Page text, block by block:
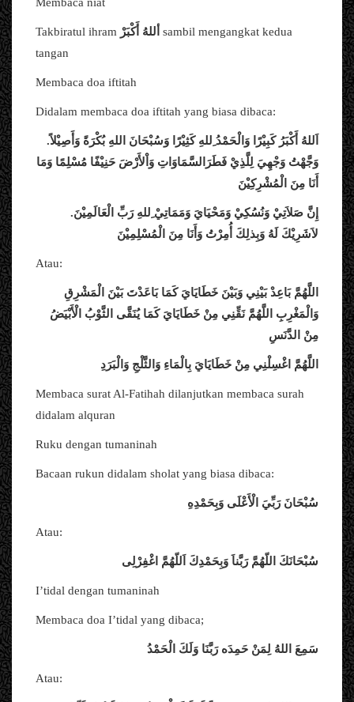
Membaca niat
Takbiratul ihram
sambil mengangkat kedua
tangan
Membaca doa iftitah
Didalam membaca doa iftitah yang biasa dibaca:
اَللهُ أَكْبَرُ كَبِيْرًا وَالْحَمْدُ ِللهِ كَثِيْرًا وَسُبْحَانَ اللهِ بُكْرَةً وَأَصِيْلاً.
وَجَّهْتُ وَجْهِيَ لِلَّذِيْ فَطَرَالسَّمَاوَاتِ وَاْلأَرْضَ حَنِيْفًا مُسْلِمًا وَمَا
أَنَا مِنَ الْمُشْرِكِيْنَ
إِنَّ صَلاَتِيْ وَنُسُكِيْ وَمَحْيَايَ وَمَمَاتِيْ ِللهِ رَبِّ الْعَالَمِيْنَ.
لاَشَرِيْكَ لَهُ وَبِذلِكَ أُمِرْتُ وَأَنَا مِنَ الْمُسْلِمِيْنَ
Atau:
اللَّهُمَّ بَاعِدْ بَيْنِي وَبَيْنَ خَطَايَايَ كَمَا بَاعَدْتَ بَيْنَ الْمَشْرِقِ
وَالْمَغْرِبِ اللَّهُمَّ نَقِّنِي مِنْ خَطَايَايَ كَمَا يُنَقَّى الثَّوْبُ الْأَبْيَضُ
مِنْ الدَّنَسِ
اللَّهُمَّ اغْسِلْنِي مِنْ خَطَايَايَ بِالْمَاءِ وَالثَّلْجِ وَالْبَرَدِ
Membaca surat Al-Fatihah dilanjutkan membaca surah
didalam alquran
Ruku dengan tumaninah
Bacaan rukun didalam sholat yang biasa dibaca:
سُبْحَانَ رَبِّيَ الْأَعْلَى وَبِحَمْدِهِ
Atau:
سُبْحَانَكَ اللّهُمَّ رَبَّناَ وَبِحَمْدِكَ اَللّهُمَّ اغْفِرْلِى
I’tidal dengan tumaninah
Membaca doa I’tidal yang dibaca;
سَمِعَ اللهُ لِمَنْ حَمِدَه رَبَّنَا وَلَكَ الْحَمْدُ
Atau: